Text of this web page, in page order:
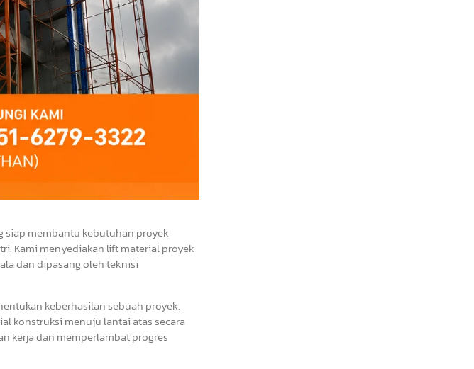
siap membantu kebutuhan proyek
Kami menyediakan lift material proyek
dan dipasang oleh teknisi
keberhasilan sebuah proyek.
konstruksi menuju lantai atas secara
kerja dan memperlambat progres